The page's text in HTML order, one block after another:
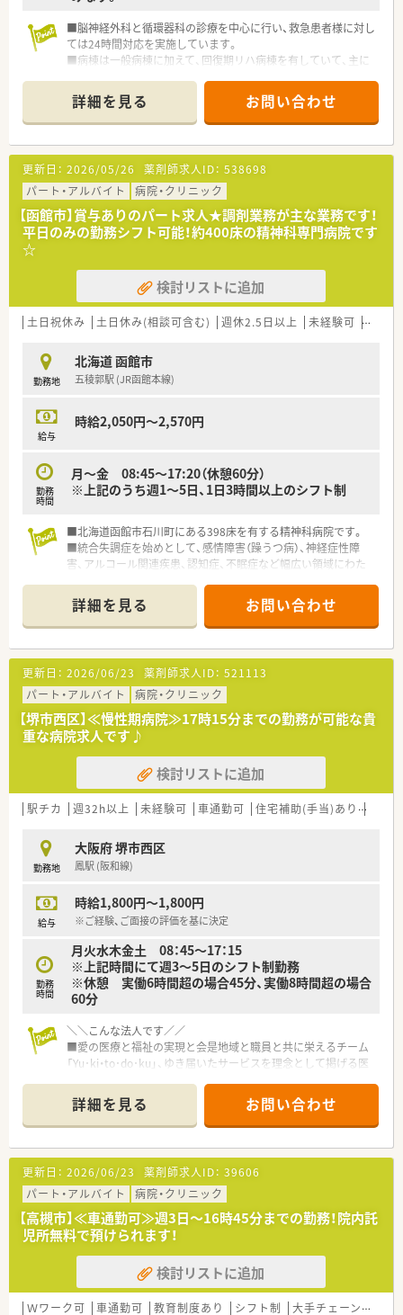
■脳神経外科と循環器科の診療を中心に行い、救急患者様に対し
ては24時間対応を実施しています。
■病棟は一般病棟に加えて、回復期リハ病棟を有していて、主に
ます。
■入院患者様は脳神経外科・循環器科の疾患を抱えた方が中心で
す。職場の雰囲気は明るく協力的な雰囲気です。
詳細を見る お問い合わせ
更新日： 2026/05/26 薬剤師求人ID： 538698
パート・アルバイト
病院・クリニック
【函館市】賞与ありのパート求人★調剤業務が主な業務です！
平日のみの勤務シフト可能！約400床の精神科専門病院です
☆
検討リストに追加
土日祝休み 土日休み(相談可含む) 週休2.5日以上 未経験可 ブラ
勤務地
北海道 函館市
五稜郭駅 (JR函館本線)
給与
時給2,050円～2,570円
勤務
時間
月～金 08:45～17:20（休憩60分）
※上記のうち週1～5日、1日3時間以上のシフト制
■北海道函館市石川町にある398床を有する精神科病院です。
■統合失調症を始めとして、感情障害（躁うつ病）、神経症性障
害、アルコール関連疾患、認知症、不眠症など幅広い領域にわた
■その他精神科デイケアで、自宅等で療養している方々を対象に
リハビリテーションを行い、地域の精神科救急医療の一翼を担っ
ています。
■薬剤師は4名程度の体制です。
詳細を見る お問い合わせ
更新日： 2026/06/23 薬剤師求人ID： 521113
パート・アルバイト
病院・クリニック
【堺市西区】≪慢性期病院≫17時15分までの勤務が可能な貴
重な病院求人です♪
検討リストに追加
駅チカ 週32h以上 未経験可 車通勤可 住宅補助(手当)あり
勤務地
大阪府 堺市西区
鳳駅 (阪和線)
給与
時給1,800円～1,800円
※ご経験、ご面接の評価を基に決定
勤務
時間
月火水木金土 08：45～17：15
※上記時間にて週3～5日のシフト制勤務
※休憩 実働6時間超の場合45分、実働8時間超の場合
60分
＼＼こんな法人です／／
■愛の医療と福祉の実現と会是地域と職員と共に栄えるチーム
「Yu･ki・to･do･ku」、ゆき届いたサービスを理念として掲げる医
■堺市～大阪南部に展開する医療法人で、昭和30年に開設され
て以来、「愛の医療と福祉の実現」を基本理念とし、地域の皆さん
に「最高の医療を提供する」ために、「Excellent Hospital（最高の
病院）」を目指しております。
■救急医療、高度医療など、質の高い医療を提供しております。
■医療法人として定期的に新卒採用を行っているため、若い方も
たくさんおられる職場です。
＼＼こんな病院です／／
■ＪＲ和泉府中駅から徒歩1～2分と非常に立地の良い場所にあ
ります。
■和泉市の基幹病院での貴重な正社員募集です！病院薬剤師とし
てしっかりしたキャリアを積んで頂けます。
■夜勤業務や残業対応はございますが、手取りは調剤薬局に遜色
詳細を見る お問い合わせ
更新日： 2026/06/23 薬剤師求人ID： 39606
パート・アルバイト
病院・クリニック
【高槻市】≪車通勤可≫週3日～16時45分までの勤務！院内託
児所無料で預けられます！
検討リストに追加
Ｗワーク可 車通勤可 教育制度あり シフト制 大手チェーン以外